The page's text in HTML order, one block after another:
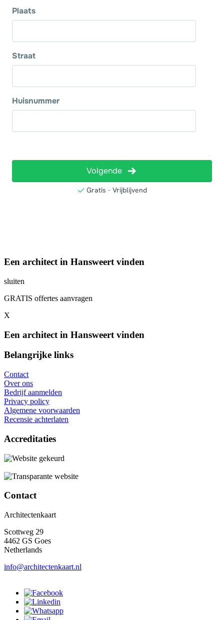
Een architect in Hansweert vinden
sluiten
GRATIS offertes aanvragen
X
Een architect in Hansweert vinden
Belangrijke links
Contact
Over ons
Bedrijf aanmelden
Privacy policy
Algemene voorwaarden
Recensie achterlaten
Accreditaties
Contact
Architectenkaart
Scottweg 29
4462 GS Goes
Netherlands
info@architectenkaart.nl